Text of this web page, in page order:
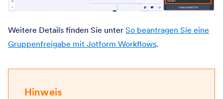
Weitere Details finden Sie unter So beantragen Sie eine
Gruppenfreigabe mit Jotform Workflows.
Hinweis